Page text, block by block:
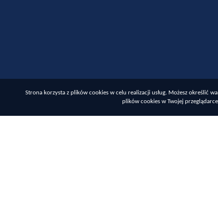
Strona korzysta z plików cookies w celu realizacji usług. Możesz określić
plików cookies w Twojej